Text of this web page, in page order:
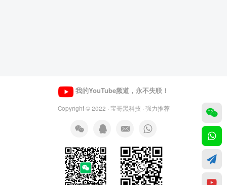
我的YouTube频道，永不失联！
Copyright © 2022 · 宝哥黑科技 · 强力推荐